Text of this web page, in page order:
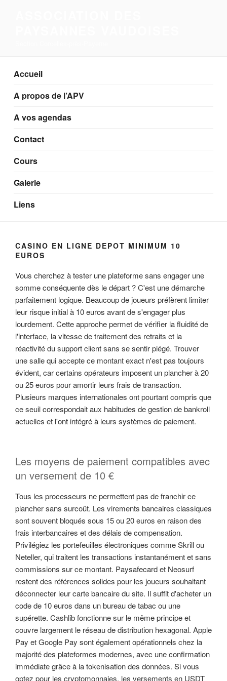
Accueil
A propos de l’APV
A vos agendas
Contact
Cours
Galerie
Liens
CASINO EN LIGNE DEPOT MINIMUM 10
EUROS
Vous cherchez à tester une plateforme sans engager une
somme conséquente dès le départ ? C'est une démarche
parfaitement logique. Beaucoup de joueurs préfèrent limiter
leur risque initial à 10 euros avant de s'engager plus
lourdement. Cette approche permet de vérifier la fluidité de
l'interface, la vitesse de traitement des retraits et la
réactivité du support client sans se sentir piégé. Trouver
une salle qui accepte ce montant exact n'est pas toujours
évident, car certains opérateurs imposent un plancher à 20
ou 25 euros pour amortir leurs frais de transaction.
Plusieurs marques internationales ont pourtant compris que
ce seuil correspondait aux habitudes de gestion de bankroll
actuelles et l'ont intégré à leurs systèmes de paiement.
Les moyens de paiement compatibles avec
un versement de 10 €
Tous les processeurs ne permettent pas de franchir ce
plancher sans surcoût. Les virements bancaires classiques
sont souvent bloqués sous 15 ou 20 euros en raison des
frais interbancaires et des délais de compensation.
Privilégiez les portefeuilles électroniques comme Skrill ou
Neteller, qui traitent les transactions instantanément et sans
commissions sur ce montant. Paysafecard et Neosurf
restent des références solides pour les joueurs souhaitant
déconnecter leur carte bancaire du site. Il suffit d'acheter un
code de 10 euros dans un bureau de tabac ou une
supérette. Cashlib fonctionne sur le même principe et
couvre largement le réseau de distribution hexagonal. Apple
Pay et Google Pay sont également opérationnels chez la
majorité des plateformes modernes, avec une confirmation
immédiate grâce à la tokenisation des données. Si vous
optez pour les cryptomonnaies, les versements en USDT